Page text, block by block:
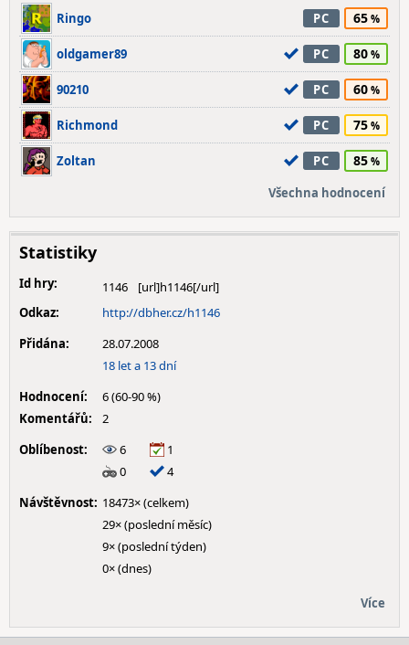
Ringo PC 65
oldgamer89 PC 80
90210 PC 60
Richmond PC 75
Zoltan PC 85
Všechna hodnocení
Statistiky
Id hry:
1146
Odkaz:
http://dbher.cz/h1146
Přidána:
28.07.2008
18 let a 13 dní
Hodnocení:
6 (60-90 %)
Komentářů:
2
Oblíbenost:
6
1
0
4
Návštěvnost: 18473× (celkem)
29× (poslední měsíc)
9× (poslední týden)
0× (dnes)
Více